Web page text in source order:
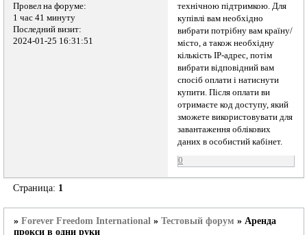
Провел на форуме:
1 час 41 минуту
Последний визит:
2024-01-25 16:31:51
технічною підтримкою. Для
купівлі вам необхідно
вибрати потрібну вам країну/
місто, а також необхідну
кількість IP-адрес, потім
вибрати відповідний вам
спосіб оплати і натиснути
купити. Після оплати ви
отримаєте код доступу, який
зможете використовувати для
завантаження облікових
даних в особистий кабінет.
0
Страница: 1
» Forever Freedom International » Тестовый форум » Аренда
прокси в одни руки